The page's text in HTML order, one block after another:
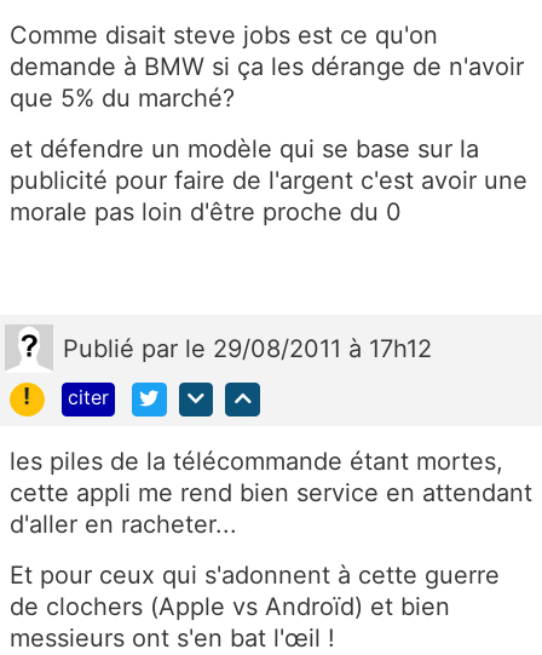
Comme disait steve jobs est ce qu'on
demande à BMW si ça les dérange de n'avoir
que 5% du marché?
et défendre un modèle qui se base sur la
publicité pour faire de l'argent c'est avoir une
morale pas loin d'être proche du 0
Publié par le 29/08/2011 à 17h12
!
citer
les piles de la télécommande étant mortes,
cette appli me rend bien service en attendant
d'aller en racheter...
Et pour ceux qui s'adonnent à cette guerre
de clochers (Apple vs Androïd) et bien
messieurs ont s'en bat l'œil !